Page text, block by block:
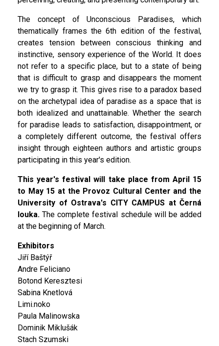
The concept of Unconscious Paradises, which
thematically frames the 6th edition of the festival,
creates tension between conscious thinking and
instinctive, sensory experience of the World. It does
not refer to a specific place, but to a state of being
that is difficult to grasp and disappears the moment
we try to grasp it. This gives rise to a paradox based
on the archetypal idea of paradise as a space that is
both idealized and unattainable. Whether the search
for paradise leads to satisfaction, disappointment, or
a completely different outcome, the festival offers
insight through eighteen authors and artistic groups
participating in this year's edition.
This year's festival will take place from April 15
to May 15 at the Provoz Cultural Center and the
University of Ostrava's CITY CAMPUS at Černá
louka. The complete festival schedule will be added
at the beginning of March.
Exhibitors
Jiří Baštýř
Andre Feliciano
Botond Keresztesi
Sabina Knetlová
Limi.noko
Paula Malinowska
Dominik Miklušák
Stach Szumski